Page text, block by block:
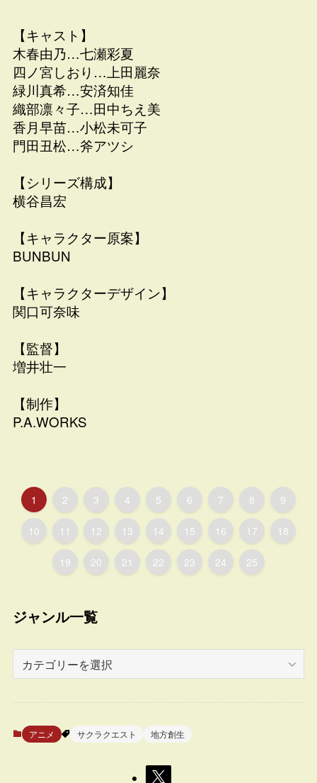
【キャスト】
木春由乃…七瀬彩夏
四ノ宮しおり…上田麗奈
緑川真希…安済知佳
織部凛々子…田中ちえ美
香月早苗…小松未可子
門田丑松…斧アツシ
【シリーズ構成】
横谷昌宏
【キャラクター原案】
BUNBUN
【キャラクターデザイン】
関口可奈味
【監督】
増井壮一
【制作】
P.A.WORKS
1 2 3 4 5 6 7 8 9
10 11 12 13 14 15 16 17 18
19 20 21 22 23 24 25
ジャンル一覧
ャ
一 アニメ サクラクエスト 地方創生